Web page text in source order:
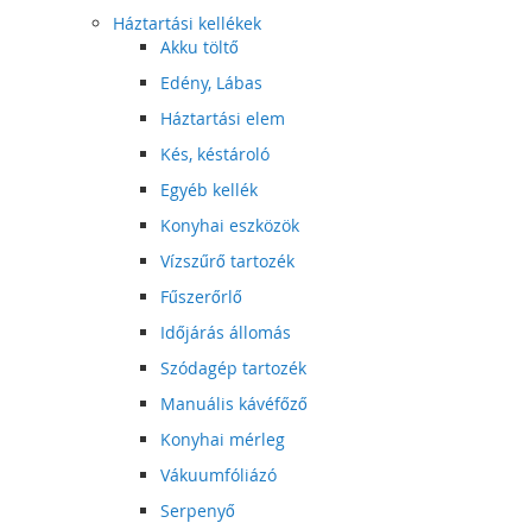
Háztartási kellékek
Akku töltő
Edény, Lábas
Háztartási elem
Kés, késtároló
Egyéb kellék
Konyhai eszközök
Vízszűrő tartozék
Fűszerőrlő
Időjárás állomás
Szódagép tartozék
Manuális kávéfőző
Konyhai mérleg
Vákuumfóliázó
Serpenyő